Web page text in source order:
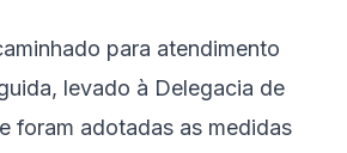
para atendimento
levado à Delegacia de
foram adotadas as medidas